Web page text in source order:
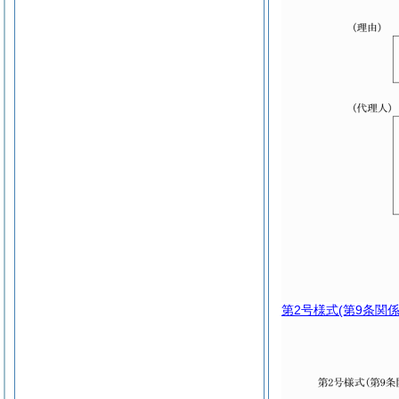
第2号様式(第9条関